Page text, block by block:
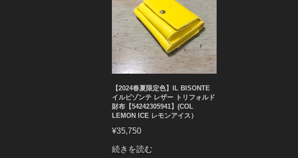
【2024春夏限定色】IL BISONTE
イルビゾンテ レザー トリフォルド
財布【54242305941】(COL
LEMON ICE レモンアイス）
¥35,750
続きを読む